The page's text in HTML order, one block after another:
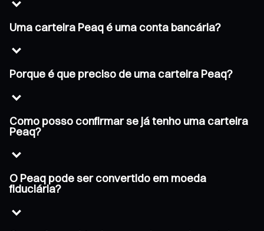
Uma carteira Peaq é uma conta bancária?
Porque é que preciso de uma carteira Peaq?
Como posso confirmar se já tenho uma carteira
Peaq?
O Peaq pode ser convertido em moeda
fiduciária?